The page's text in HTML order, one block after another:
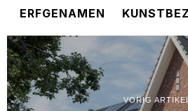
ERFGENAMEN
VORIG